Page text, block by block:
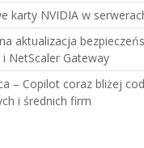
karty NVIDIA w
aktualizacja
i NetScaler Gateway
– Copilot coraz bliżej
i średnich firm